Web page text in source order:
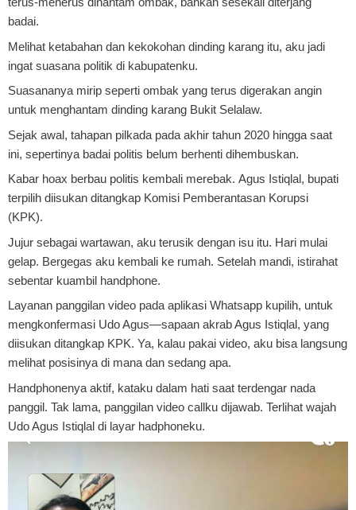
badai.
Melihat ketabahan dan kekokohan dinding karang itu, aku jadi
ingat suasana politik di kabupatenku.
Suasananya mirip seperti ombak yang terus digerakan angin
untuk menghantam dinding karang Bukit Selalaw.
Sejak awal, tahapan pilkada pada akhir tahun 2020 hingga saat
ini, sepertinya badai politis belum berhenti dihembuskan.
Kabar hoax berbau politis kembali merebak. Agus Istiqlal, bupati
terpilih diisukan ditangkap Komisi Pemberantasan Korupsi
(KPK).
Jujur sebagai wartawan, aku terusik dengan isu itu. Hari mulai
gelap. Bergegas aku kembali ke rumah. Setelah mandi, istirahat
sebentar kuambil handphone.
Layanan panggilan video pada aplikasi Whatsapp kupilih, untuk
mengkonfermasi Udo Agus—sapaan akrab Agus Istiqlal, yang
diisukan ditangkap KPK. Ya, kalau pakai video, aku bisa langsung
melihat posisinya di mana dan sedang apa.
Handphonenya aktif, kataku dalam hati saat terdengar nada
panggil. Tak lama, panggilan video callku dijawab. Terlihat wajah
Udo Agus Istiqlal di layar hadphoneku.